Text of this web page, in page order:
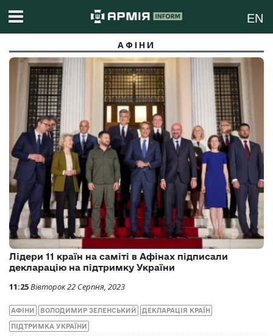
EN
АФІНИ
Лідери 11 країн на саміті в Афінах підписали
декларацію на підтримку України
11:25Вівторок 22 Серпня, 2023
АФІНИ ВОЛОДИМИР ЗЕЛЕНСЬКИЙ ДЕКЛАРАЦІЯ КРАЇН
ПІДТРИМКА УКРАЇНИ